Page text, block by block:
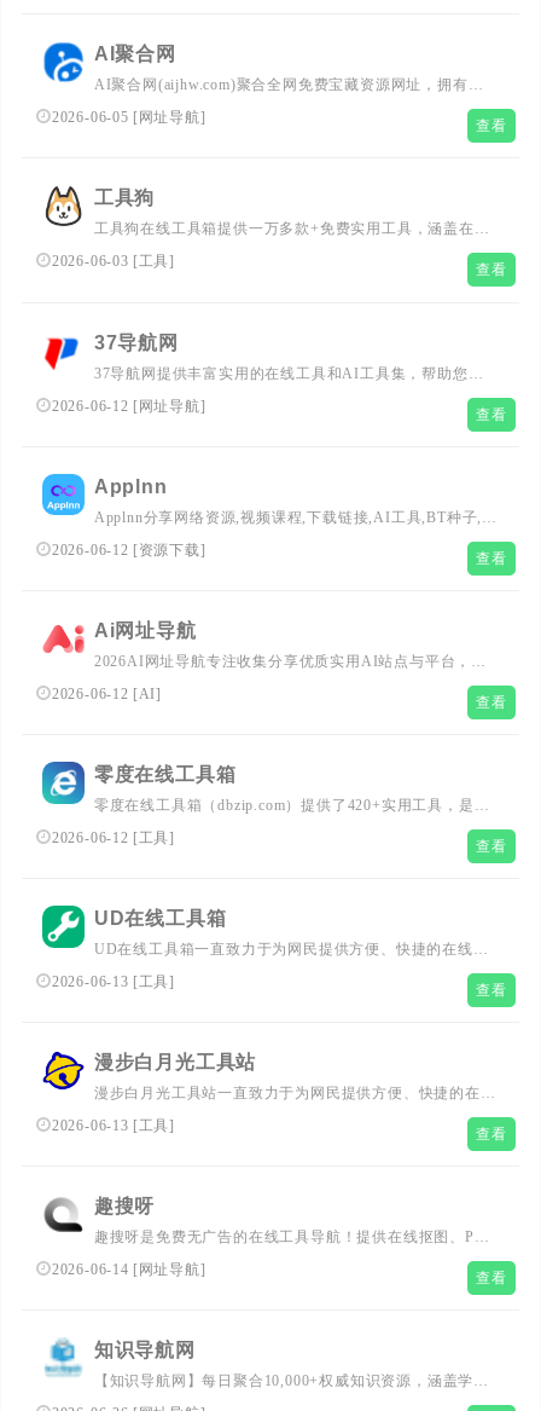
AI聚合网
AI聚合网(aijhw.com)聚合全网免费宝藏资源网址，拥有聚
合搜索引擎，收录了用户需要的各类AI工具网址，以及聚合
了各类资源网址的导航网站，为大用户推荐各行各业优秀网
2026-06-05 [ 网址导航] 查看
工具狗
工具狗在线工具箱提供一万多款+免费实用工具，涵盖在线
工具, 实用工具大全, 免费工具网站, 工具合集, 生活工具, 工
作工具, 学习等多场景工具合集，免费高效无广告，满足您
2026-06-03 [工具] 查看
37导航网
37导航网提供丰富实用的在线工具和AI工具集，帮助您轻
松处理商务信息，快速查找资源，提供素材资源，助您学习
2026-06-12 [网址导航] 查看
Applnn
Applnn分享网络资源,视频课程,下载链接,AI工具,BT种子,磁
力链接,AI工具,羊毛福利和提供软件和APP下载安装指南,探
2026-06-12 [资源下载] 查看
Ai网址导航
2026AI网址导航专注收集分享优质实用AI站点与平台，涵
盖AI写作、绘画、编程、办公、翻译等全品类AI工具，提
2026-06-12 [AI] 查看
零度在线工具箱
零度在线工具箱（dbzip.com）提供了420+实用工具，是国
内使用最广泛的在线实用工具网站,提供实用AI工具，车牌
号归属地查询、MD5加密、生辰八字转换、高校查询、在
份证查询等工具。
2026-06-12 [工具] 查看
UD在线工具箱
UD在线工具箱一直致力于为网民提供方便、快捷的在线查
询服务，在线计算工具，在线图片处理工具，PDF在线工
2026-06-13 [工具] 查看
漫步白月光工具站
漫步白月光工具站一直致力于为网民提供方便、快捷的在线
查询服务.
2026-06-13 [工具] 查看
趣搜呀
趣搜呀是免费无广告的在线工具导航！提供在线抠图、PDF
转换、AI生成器、小游戏等实用工具，打工人和学生党必备
2026-06-14 [ 网址导航] 查看
知识导航网
【知识导航网】每日聚合10,000+权威知识资源，涵盖学术
论文、行业研究报告、职业技能课程及AI工具库，精准覆盖